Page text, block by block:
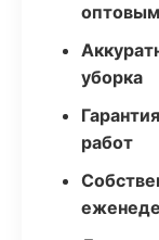
уборка
работ